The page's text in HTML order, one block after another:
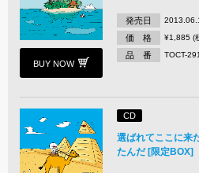
BUY NOW
発売日
価 格 ¥1,885 (
品 番 TOCT-
CD
選ばれてここに来
たんだ [限定BOX]